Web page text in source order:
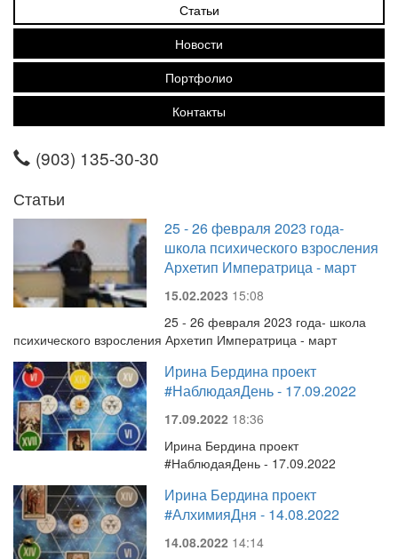
Статьи
Новости
Портфолио
Контакты
(903) 135-30-30
Статьи
25 - 26 февраля 2023 года-
школа психического взросления
Архетип Императрица - март
15.02.2023 15:08
25 - 26 февраля 2023 года- школа
психического взросления Архетип Императрица - март
Ирина Бердина проект
#НаблюдаяДень - 17.09.2022
17.09.2022 18:36
Ирина Бердина проект
#НаблюдаяДень - 17.09.2022
Ирина Бердина проект
#АлхимияДня - 14.08.2022
14.08.2022 14:14